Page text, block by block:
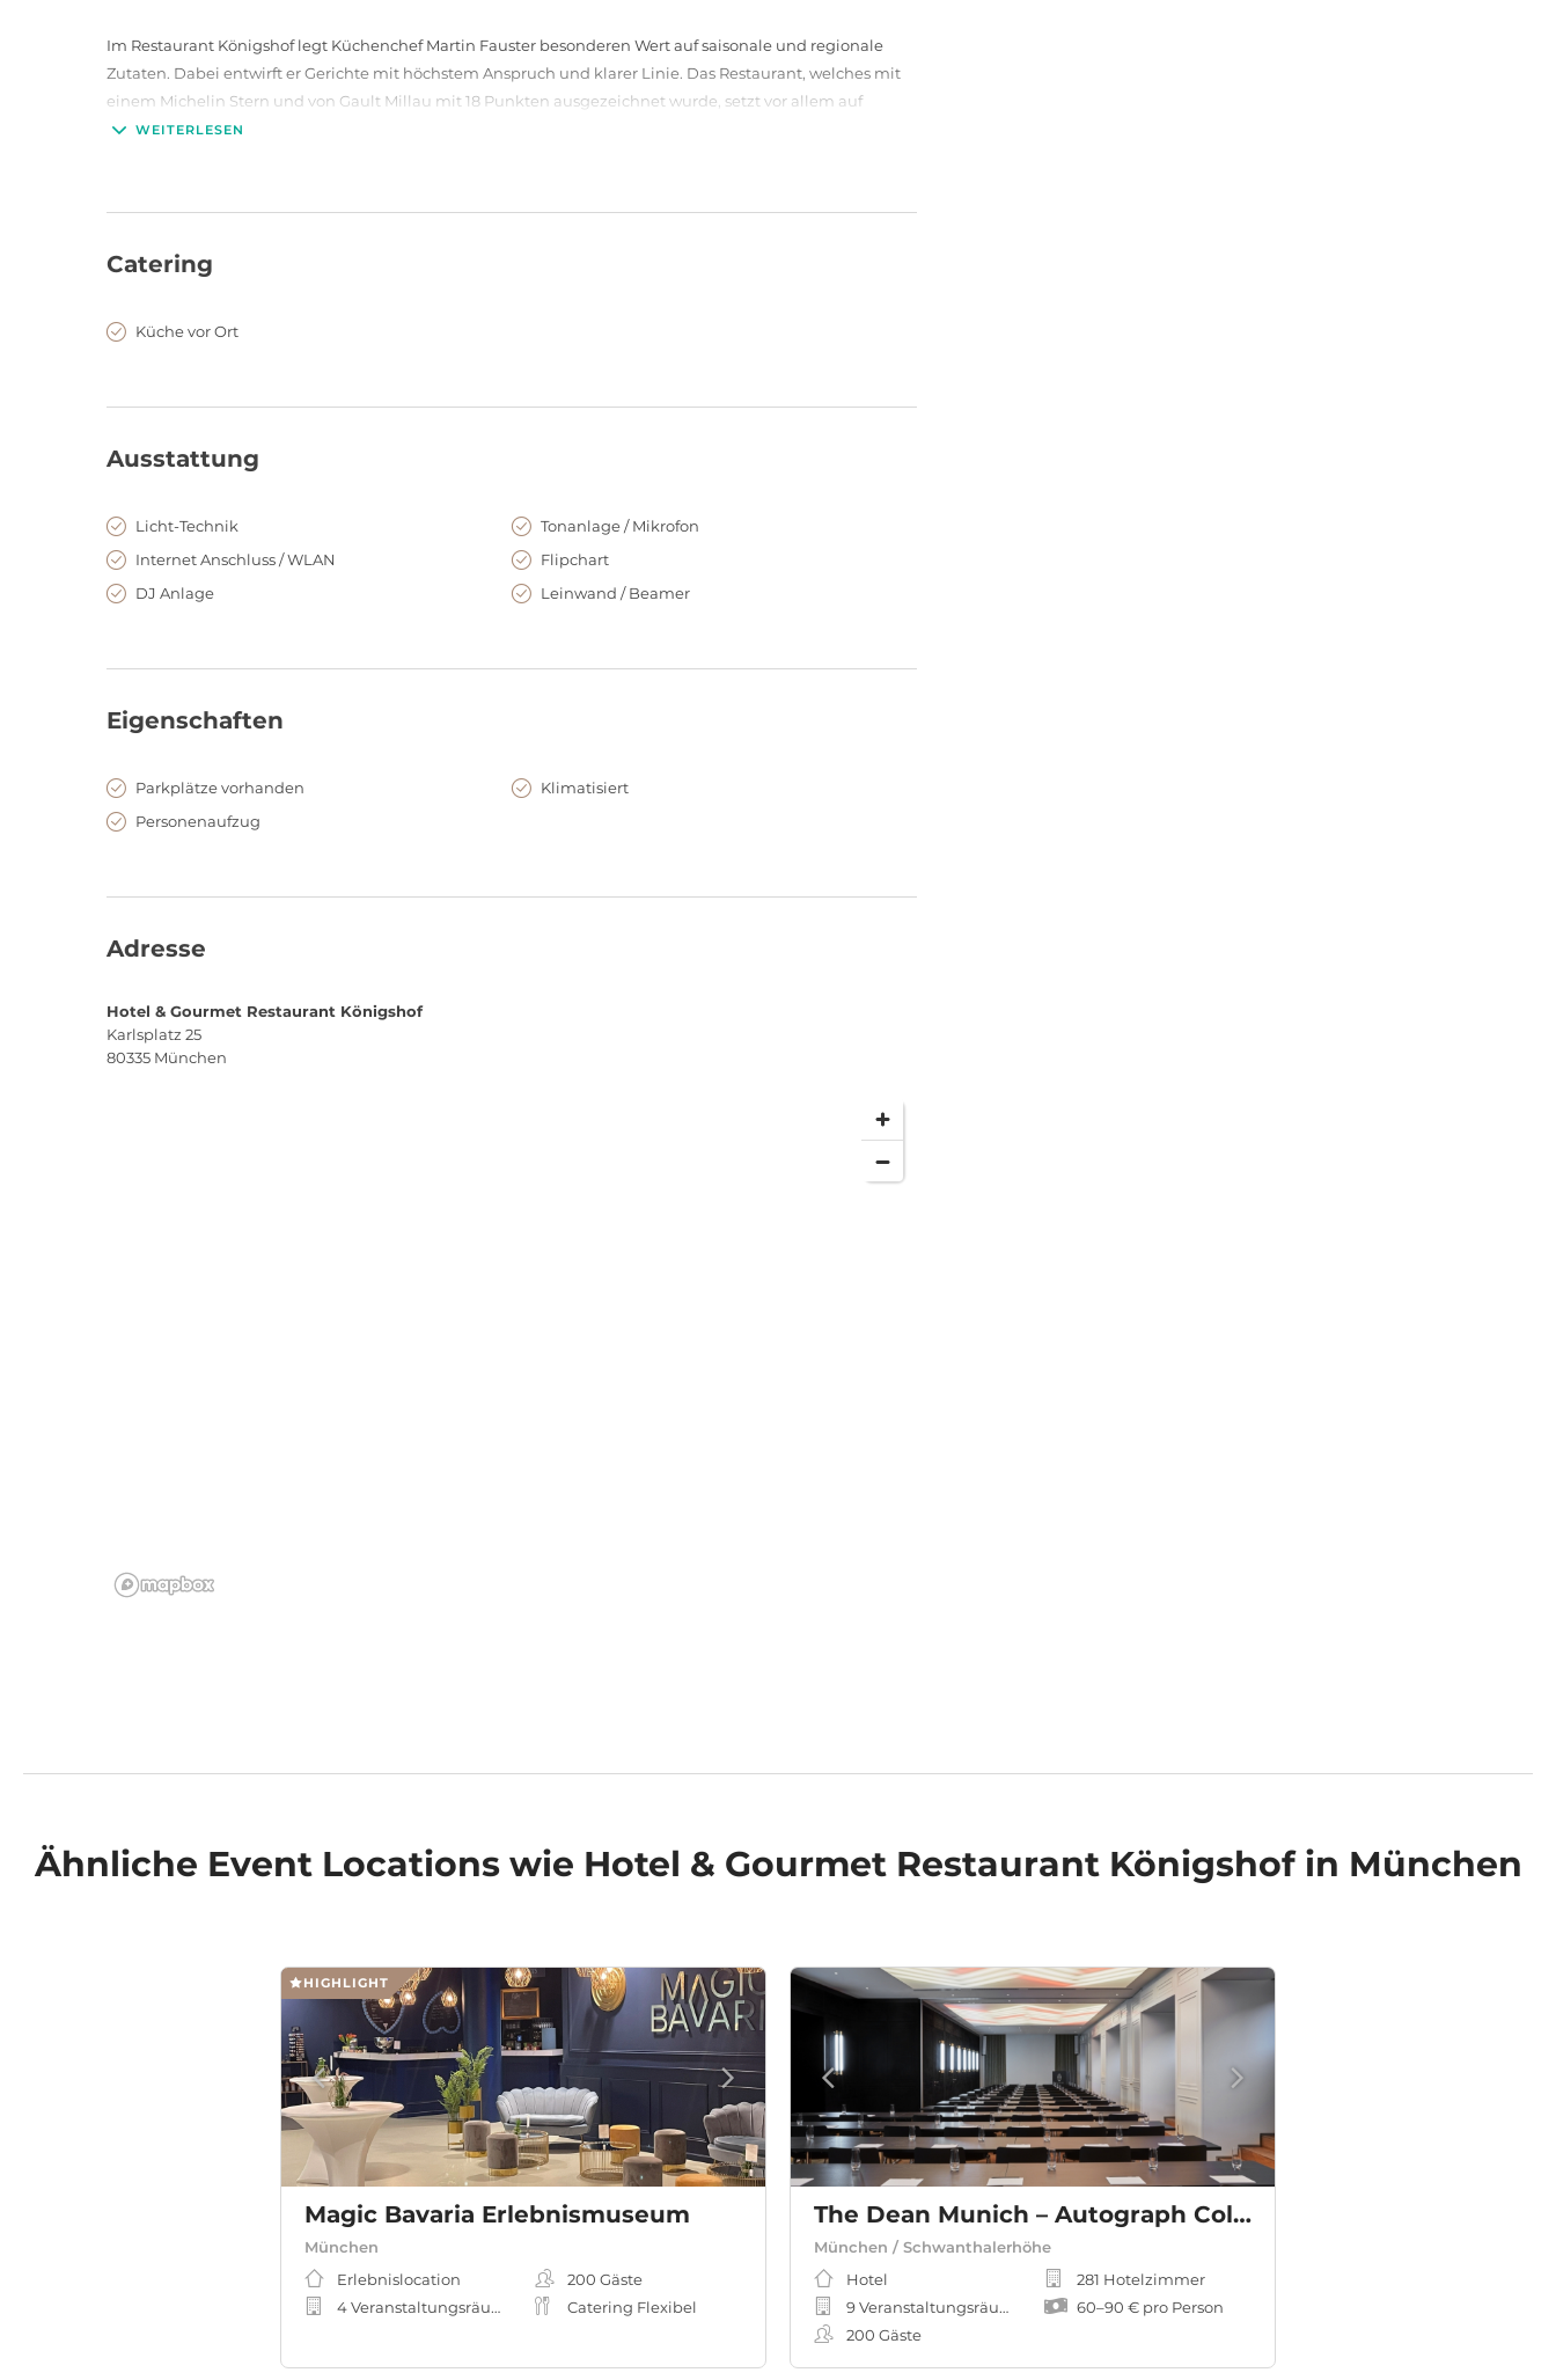
Im Restaurant Königshof legt Küchenchef Martin Fauster besonderen Wert auf saisonale und regionale
Zutaten. Dabei entwirft er Gerichte mit höchstem Anspruch und klarer Linie. Das Restaurant, welches mit
einem Michelin Stern und von Gault Millau mit 18 Punkten ausgezeichnet wurde, setzt vor allem auf
traditionelle Speisen, die mit modernen Elementen kombiniert werden. Neben den Speisen hat das
WEITERLESEN
Catering
Küche vor Ort
Ausstattung
Licht-Technik
Tonanlage / Mikrofon
Internet Anschluss / WLAN
Flipchart
DJ Anlage
Leinwand / Beamer
Eigenschaften
Parkplätze vorhanden
Klimatisiert
Personenaufzug
Adresse
Hotel & Gourmet Restaurant Königshof
Karlsplatz 25
80335 München
Ähnliche Event Locationswie Hotel & Gourmet Restaurant Königshof in München
HIGHLIGHT
Magic Bavaria Erlebnismuseum
München
Erlebnislocation
4 Veranstaltungsräume
200 Gäste
Catering Flexibel
The Dean Munich – Autograph Collection
München / Schwanthalerhöhe
Hotel
9 Veranstaltungsräume
200 Gäste
281 Hotelzimmer
60–90 € pro Person